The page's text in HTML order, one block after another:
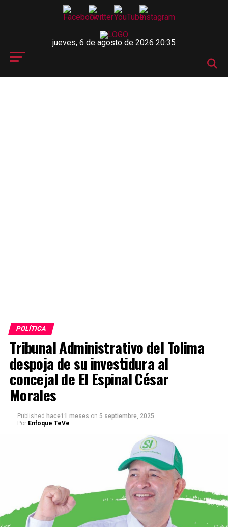
jueves, 6 de agosto de 2026 20:35
POLÍTICA
Tribunal Administrativo del Tolima
despoja de su investidura al
concejal de El Espinal César
Morales
Published hace11 meses on 5 septiembre, 2025
Por Enfoque TeVe